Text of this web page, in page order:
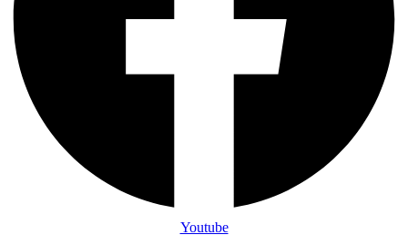
Youtube